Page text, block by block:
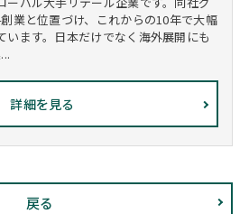
業と位置づけ、これからの10年で大幅
います。日本だけでなく海外展開にも
詳細を見る
戻る